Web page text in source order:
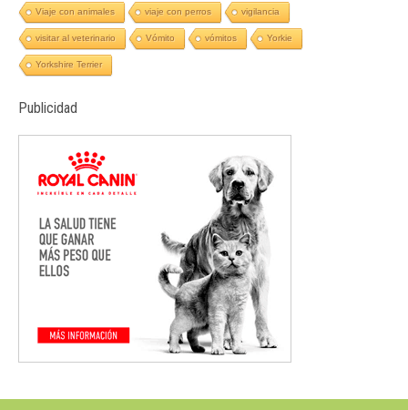
Viaje con animales viaje con perros vigilancia
visitar al veterinario Vómito vómitos Yorkie
Yorkshire Terrier
Publicidad